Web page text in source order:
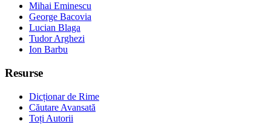
Mihai Eminescu
George Bacovia
Lucian Blaga
Tudor Arghezi
Ion Barbu
Resurse
Dicționar de Rime
Căutare Avansată
Toți Autorii